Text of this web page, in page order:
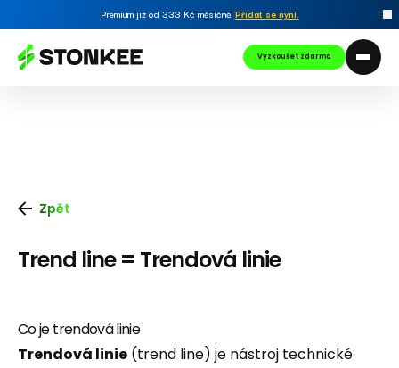
Premium již od 333 Kč měsíčně. Přidat se nyní.
Vyzkoušet zdarma
Zpět
Trend line = Trendová linie
Co je trendová linie
Trendová linie (trend line) je nástroj technické